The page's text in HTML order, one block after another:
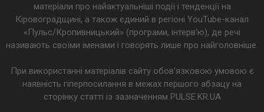
матеріали про найактуальніші події і тенденції на
Кіровоградщині, а також єдиний в регіоні YouTube-канал
«Пульс/Кропивницький» (програми, інтерв’ю), де речі
називають своїми іменами і говорять лише про найголовніше.
При використанні матеріалів сайту обов'язковою умовою є
наявність гіперпосилання в межах першого абзацу на
сторінку статті із зазначенням PULSE.KR.UA